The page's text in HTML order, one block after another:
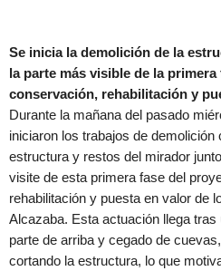
Se inicia la demolición de la
la parte más visible de la
conservación, rehabilitación y
Durante la mañana del pasado
iniciaron los trabajos de demolición
estructura y restos del mirador
visite de esta primera fase del
rehabilitación y puesta en valor de
Alcazaba. Esta actuación llega
parte de arriba y cegado de
cortando la estructura, lo que